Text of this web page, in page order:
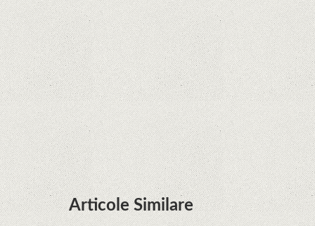
Zvon: aplicațiile Google nu se mai pot instala pe
terminalele Huawei cu procesoare Kirin
Huawei P50 primeşte o posibilă dată de lansare
şi e mai curând decât credeam; Are cameră
telephoto cu zoom optic variabil
Articole Similare